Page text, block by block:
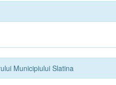
Municipiului Slatina